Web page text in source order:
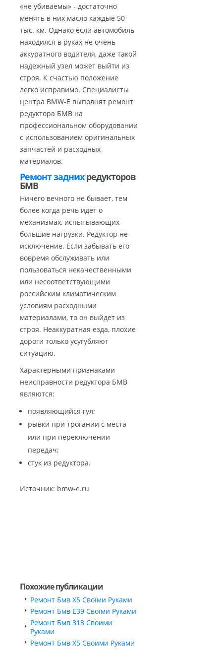
«не убиваемы» - достаточно
менять в них масло каждые 50
тыс. км. Однако если автомобиль
находился в руках не очень
аккуратного водителя, даже такой
надежный узел может выйти из
строя. К счастью положение
легко исправимо. Специалисты
центра BMW-E выполнят ремонт
редуктора БМВ на
профессиональном оборудовании
с использованием оригинальных
запчастей и расходных
материалов.
Ремонт заднихредукторов
БМВ
Ничего вечного не бывает, тем
более когда речь идет о
механизмах, испытывающих
большие нагрузки. Редуктор не
исключение. Если забывать его
вовремя обслуживать или
пользоваться некачественными
или несоответствующими
российским климатическим
условиям расходными
материалами, то он выйдет из
строя. Неаккуратная езда, плохие
дороги только усугубляют
ситуацию.
Характерными признаками
неисправности редуктора БМВ
являются:
появляющийся гул;
рывки при трогании с места
или при переключении
передач;
стук из редуктора.
Источник: bmw-e.ru
Похожие публикации
Ремонт Бмв Х5 Своїми Руками
Ремонт Бмв Е39 Своїми Руками
Ремонт Бмв 318 Своими
Руками
Ремонт Бмв Х5 Своими Руками